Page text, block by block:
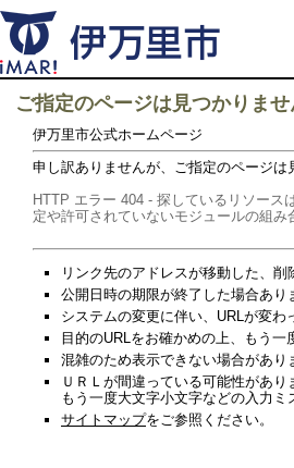
ご指定のページは見つかりませ
伊万里市公式ホームページ
申し訳ありませんが、ご指定のページは
HTTP エラー 404 - 探しているリソース
定や許可されていないモジュールの組
リンク先のアドレスが移動した、削
公開日時の期限が終了した場合あり
システムの変更に伴い、URLが変わ
目的のURLをお確かめの上、もう
混雑のため表示できない場合があ
ＵＲＬが間違っている可能性があり
もう一度大文字小文字などの入力
サイトマップをご参照ください。